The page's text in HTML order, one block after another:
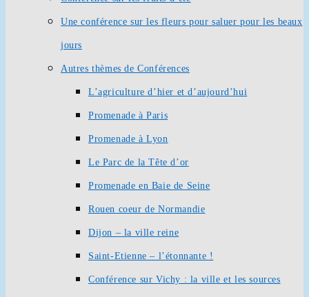
Une conférence sur les fleurs pour saluer pour les beaux
jours
Autres thèmes de Conférences
L’agriculture d’hier et d’aujourd’hui
Promenade à Paris
Promenade à Lyon
Le Parc de la Tête d’or
Promenade en Baie de Seine
Rouen coeur de Normandie
Dijon – la ville reine
Saint-Etienne – l’étonnante !
Conférence sur Vichy : la ville et les sources